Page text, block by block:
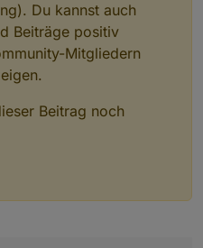
Du kannst auch
Beiträge positiv
Mitgliedern
Beitrag noch